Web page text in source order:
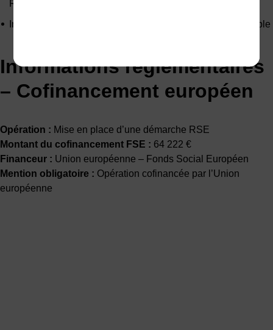
RSE
Inscrire son action dans une logique de performance durable
Informations réglementaires
– Cofinancement européen
Opération : Mise en place d’une démarche RSE
Montant du cofinancement FSE : 64 222 €
Financeur : Union européenne – Fonds Social Européen
Mention obligatoire : Opération cofinancée par l’Union
européenne